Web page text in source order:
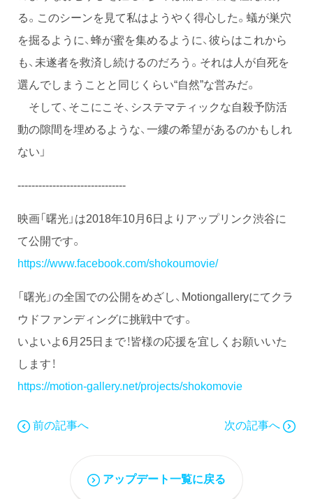
る。このシーンを見て私はようやく得心した。蟻が巣穴
を掘るように、蜂が蜜を集めるように、彼らはこれから
も、未遂者を救済し続けるのだろう。それは人が自死を
選んでしまうことと同じくらい“自然”な営みだ。
そして、そこにこそ、システマティックな自殺予防活
動の隙間を埋めるような、一縷の希望があるのかもしれ
ない」
-------------------------------
映画「曙光」は2018年10月6日よりアップリンク渋谷に
て公開です。
https://www.facebook.com/shokoumovie/
「曙光」の全国での公開をめざし、Motiongalleryにてクラ
ウドファンディングに挑戦中です。
いよいよ6月25日まで！皆様の応援を宜しくお願いいた
します！
https://motion-gallery.net/projects/shokomovie
前の記事へ 次の記事へ
アップデート一覧に戻る